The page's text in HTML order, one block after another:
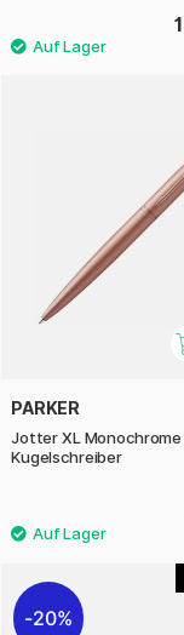
PARKER
Jotter XL Monochrome
Kugelschreiber
20%